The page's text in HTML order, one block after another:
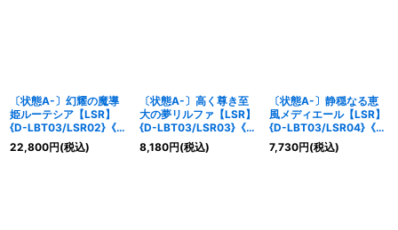
〔状態A-〕幻耀の魔導
姫ルーテシア【LSR】
{D-LBT03/LSR02}《リ
リカルモナステリオ》
22,800円(税込)
〔状態A-〕高く尊き至
大の夢リルファ【LSR】
{D-LBT03/LSR03}《リ
リカルモナステリオ》
8,180円(税込)
〔状態A-〕静穏なる恵
風メディエール【LSR】
{D-LBT03/LSR04}《リ
リカルモナステリオ》
7,730円(税込)